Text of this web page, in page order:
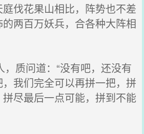
伐花果山相比，阵势也不差
两百万妖兵，合各种大阵相
质问道：“没有吧，还没有
我们完全可以再拼一把，拼
尽最后一点可能，拼到不能